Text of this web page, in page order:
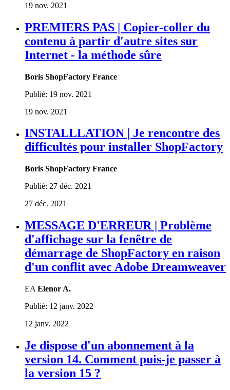
19 nov. 2021
PREMIERS PAS | Copier-coller du
contenu à partir d'autre sites sur
Internet - la méthode sûre
Boris ShopFactory France
Publié: 19 nov. 2021
19 nov. 2021
INSTALLLATION | Je rencontre des
difficultés pour installer ShopFactory
Boris ShopFactory France
Publié: 27 déc. 2021
27 déc. 2021
MESSAGE D'ERREUR | Problème
d'affichage sur la fenêtre de
démarrage de ShopFactory en raison
d'un conflit avec Adobe Dreamweaver
EA Elenor A.
Publié: 12 janv. 2022
12 janv. 2022
Je dispose d'un abonnement à la
version 14. Comment puis-je passer à
la version 15 ?